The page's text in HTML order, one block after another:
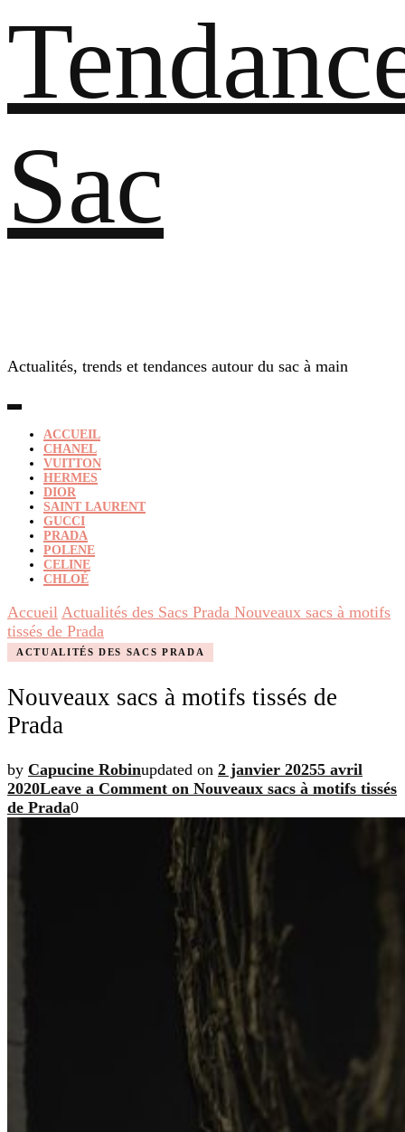
Sac
Actualités, trends et tendances autour du sac à main
ACCUEIL
CHANEL
VUITTON
HERMES
DIOR
SAINT LAURENT
GUCCI
PRADA
POLENE
CELINE
CHLOÉ
Accueil Actualités des Sacs Prada Nouveaux sacs à motifs
tissés de Prada
ACTUALITÉS DES SACS PRADA
Nouveaux sacs à motifs tissés de
Prada
by Capucine Robinupdated on 2 janvier 20255 avril
2020Leave a Comment on Nouveaux sacs à motifs tissés
de Prada0